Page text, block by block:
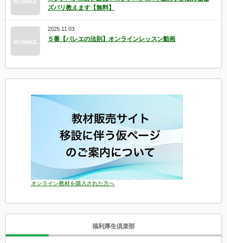
ズバリ教えます【無料】
2025.11.03
５番【バレエの法則】オンラインレッスン動画
オンライン教材を購入された方へ
福利厚生倶楽部